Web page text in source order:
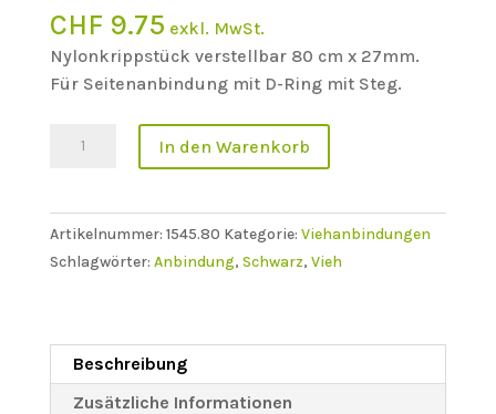
CHF 9.75 exkl. MwSt.
Nylonkrippstück verstellbar 80 cm x 27mm.
Für Seitenanbindung mit D-Ring mit Steg.
Viehanbindung
x
Menge
In den Warenkorb
Artikelnummer: 1545.80 Kategorie: Viehanbindungen
Schlagwörter: Anbindung, Schwarz, Vieh
Beschreibung
Zusätzliche Informationen